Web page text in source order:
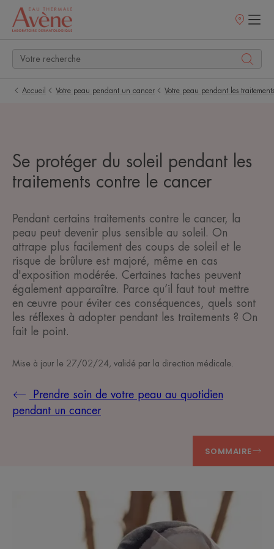
Points
Accueil Votre peau pendant un cancer Votre peau pendant les
Se protéger du soleil pendant les
traitements contre le cancer
Pendant certains traitements contre le cancer, la
peau peut devenir plus sensible au soleil. On
attrape plus facilement des coups de soleil et le
risque de brûlure est majoré, même en cas
d'exposition modérée. Certaines taches peuvent
également apparaître. Parce qu’il faut tout mettre
en œuvre pour éviter ces conséquences, quels sont
les réflexes à adopter pendant les traitements ? On
fait le point.
Mise à jour le 27/02/24, validé par la direction médicale
Prendre soin de votre peau au quotidien
pendant un cancer
SOMMAIRE